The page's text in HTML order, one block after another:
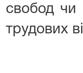
свобод чи
трудових